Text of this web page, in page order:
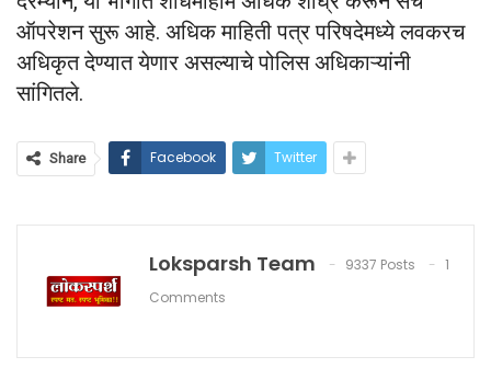
ऑपरेशन सुरू आहे. अधिक माहिती पत्र परिषदेमध्ये लवकरच
अधिकृत देण्यात येणार असल्याचे पोलिस अधिकाऱ्यांनी
सांगितले.
Share Facebook Twitter
Loksparsh Team 9337 Posts
1
Comments